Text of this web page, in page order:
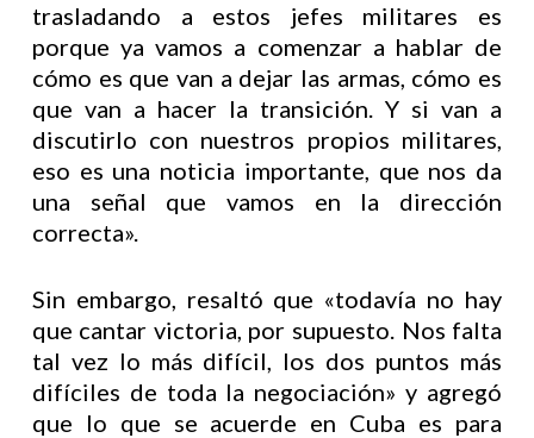
trasladando a estos jefes militares es
porque ya vamos a comenzar a hablar de
cómo es que van a dejar las armas, cómo es
que van a hacer la transición. Y si van a
discutirlo con nuestros propios militares,
eso es una noticia importante, que nos da
una señal que vamos en la dirección
correcta».
Sin embargo, resaltó que «todavía no hay
que cantar victoria, por supuesto. Nos falta
tal vez lo más difícil, los dos puntos más
difíciles de toda la negociación» y agregó
que lo que se acuerde en Cuba es para